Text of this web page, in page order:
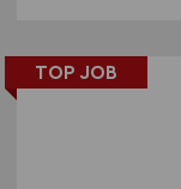
TOP JOB